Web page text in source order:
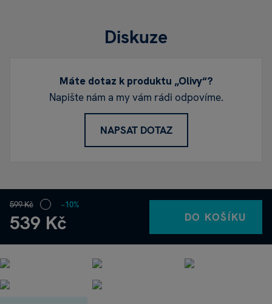
Diskuze
Máte dotaz k produktu „Olivy“?
Napište nám a my vám rádi odpovíme.
NAPSAT DOTAZ
599 Kč
539 Kč
−10%
DO KOŠÍKU